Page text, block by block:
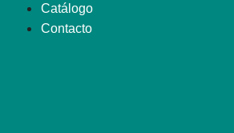
Catálogo
Contacto